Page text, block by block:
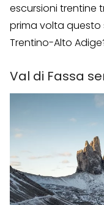
escursioni trentine
prima volta questo
Trentino-Alto
Val di Fassa